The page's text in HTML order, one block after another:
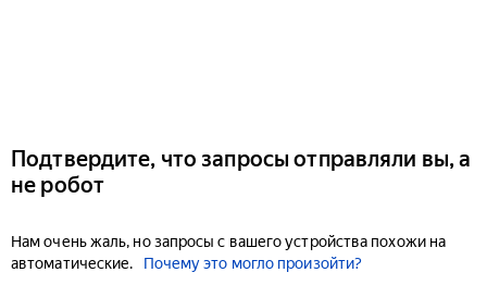
Подтвердите, что запросы отправляли вы, а
не робот
Нам очень жаль, но запросы с вашего устройства похожи на
автоматические.
Почему это могло произойти?